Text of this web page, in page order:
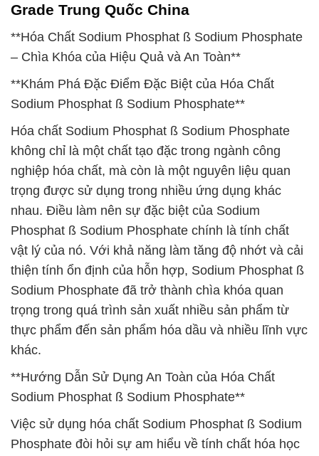
Grade Trung Quốc China
**Hóa Chất Sodium Phosphat ß Sodium Phosphate
– Chìa Khóa của Hiệu Quả và An Toàn**
**Khám Phá Đặc Điểm Đặc Biệt của Hóa Chất
Sodium Phosphat ß Sodium Phosphate**
Hóa chất Sodium Phosphat ß Sodium Phosphate
không chỉ là một chất tạo đặc trong ngành công
nghiệp hóa chất, mà còn là một nguyên liệu quan
trọng được sử dụng trong nhiều ứng dụng khác
nhau. Điều làm nên sự đặc biệt của Sodium
Phosphat ß Sodium Phosphate chính là tính chất
vật lý của nó. Với khả năng làm tăng độ nhớt và cải
thiện tính ổn định của hỗn hợp, Sodium Phosphat ß
Sodium Phosphate đã trở thành chìa khóa quan
trọng trong quá trình sản xuất nhiều sản phẩm từ
thực phẩm đến sản phẩm hóa dầu và nhiều lĩnh vực
khác.
**Hướng Dẫn Sử Dụng An Toàn của Hóa Chất
Sodium Phosphat ß Sodium Phosphate**
Việc sử dụng hóa chất Sodium Phosphat ß Sodium
Phosphate đòi hỏi sự am hiểu về tính chất hóa học